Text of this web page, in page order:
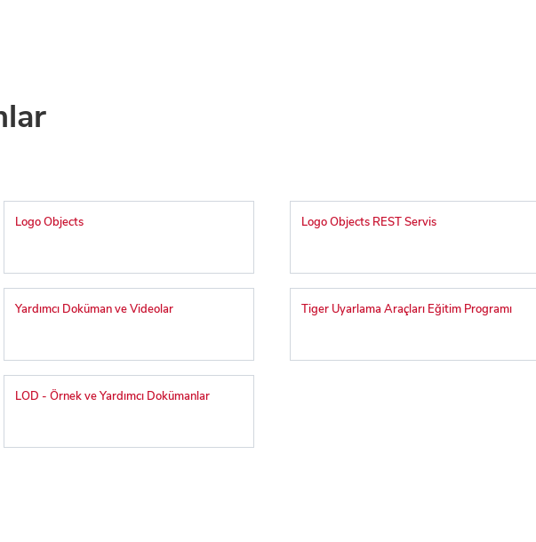
Logo Objects Logo Objects REST Servis
Yardımcı Doküman ve Videolar Tiger Uyarlama Araçları Eğitim Programı
LOD - Örnek ve Yardımcı Dokümanlar